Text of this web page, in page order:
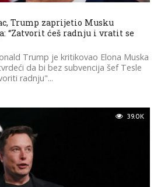
Trump zaprijetio Musku
“Zatvorit ćeš radnju i vratit se
Trump je kritikovao Elona Muska
da bi bez subvencija šef Tesle
radnju"...
39.0K